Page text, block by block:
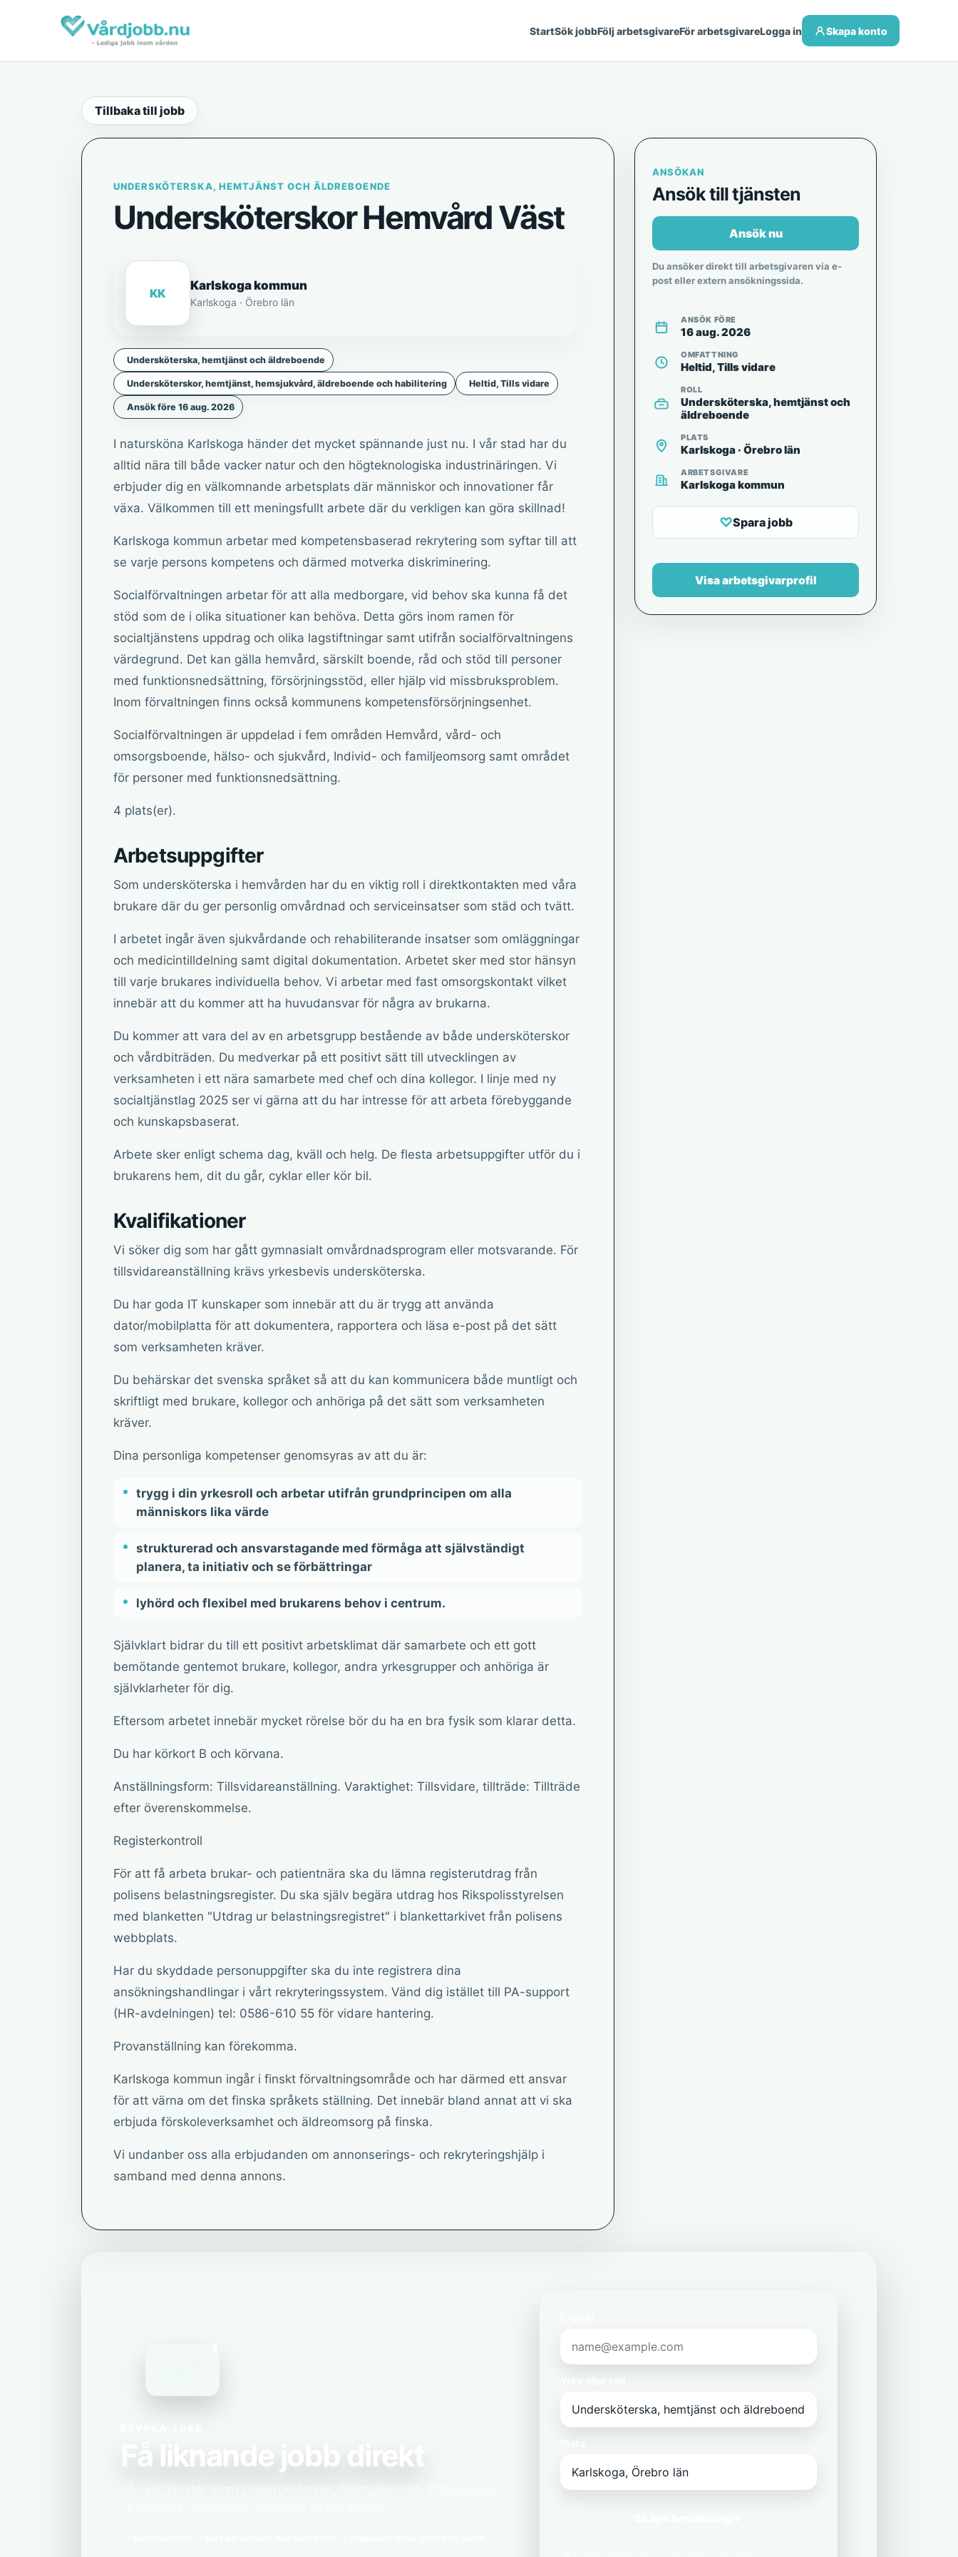
StartSök jobbFölj arbetsgivareFör arbetsgivareLogga in Skapa konto
Tillbaka till jobb
UNDERSKÖTERSKA, HEMTJÄNST OCH ÄLDREBOENDE
Undersköterskor Hemvård Väst
KK
Karlskoga kommun
Karlskoga · Örebro län
Undersköterska, hemtjänst och äldreboende
Undersköterskor, hemtjänst, hemsjukvård, äldreboende och habilitering Heltid, Tills vidare
Ansök före 16 aug. 2026
I natursköna Karlskoga händer det mycket spännande just nu. I vår stad har du
alltid nära till både vacker natur och den högteknologiska industrinäringen. Vi
erbjuder dig en välkomnande arbetsplats där människor och innovationer får
växa. Välkommen till ett meningsfullt arbete där du verkligen kan göra skillnad!
Karlskoga kommun arbetar med kompetensbaserad rekrytering som syftar till att
se varje persons kompetens och därmed motverka diskriminering.
Socialförvaltningen arbetar för att alla medborgare, vid behov ska kunna få det
stöd som de i olika situationer kan behöva. Detta görs inom ramen för
socialtjänstens uppdrag och olika lagstiftningar samt utifrån socialförvaltningens
värdegrund. Det kan gälla hemvård, särskilt boende, råd och stöd till personer
med funktionsnedsättning, försörjningsstöd, eller hjälp vid missbruksproblem.
Inom förvaltningen finns också kommunens kompetensförsörjningsenhet.
Socialförvaltningen är uppdelad i fem områden Hemvård, vård- och
omsorgsboende, hälso- och sjukvård, Individ- och familjeomsorg samt området
för personer med funktionsnedsättning.
4 plats(er).
Arbetsuppgifter
Som undersköterska i hemvården har du en viktig roll i direktkontakten med våra
brukare där du ger personlig omvårdnad och serviceinsatser som städ och tvätt.
I arbetet ingår även sjukvårdande och rehabiliterande insatser som omläggningar
och medicintilldelning samt digital dokumentation. Arbetet sker med stor hänsyn
till varje brukares individuella behov. Vi arbetar med fast omsorgskontakt vilket
innebär att du kommer att ha huvudansvar för några av brukarna.
Du kommer att vara del av en arbetsgrupp bestående av både undersköterskor
och vårdbiträden. Du medverkar på ett positivt sätt till utvecklingen av
verksamheten i ett nära samarbete med chef och dina kollegor. I linje med ny
socialtjänstlag 2025 ser vi gärna att du har intresse för att arbeta förebyggande
och kunskapsbaserat.
Arbete sker enligt schema dag, kväll och helg. De flesta arbetsuppgifter utför du i
brukarens hem, dit du går, cyklar eller kör bil.
Kvalifikationer
Vi söker dig som har gått gymnasialt omvårdnadsprogram eller motsvarande. För
tillsvidareanställning krävs yrkesbevis undersköterska.
Du har goda IT kunskaper som innebär att du är trygg att använda
dator/mobilplatta för att dokumentera, rapportera och läsa e-post på det sätt
som verksamheten kräver.
Du behärskar det svenska språket så att du kan kommunicera både muntligt och
skriftligt med brukare, kollegor och anhöriga på det sätt som verksamheten
kräver.
Dina personliga kompetenser genomsyras av att du är:
trygg i din yrkesroll och arbetar utifrån grundprincipen om alla
människors lika värde
strukturerad och ansvarstagande med förmåga att självständigt
planera, ta initiativ och se förbättringar
lyhörd och flexibel med brukarens behov i centrum.
Självklart bidrar du till ett positivt arbetsklimat där samarbete och ett gott
bemötande gentemot brukare, kollegor, andra yrkesgrupper och anhöriga är
självklarheter för dig.
Eftersom arbetet innebär mycket rörelse bör du ha en bra fysik som klarar detta.
Du har körkort B och körvana.
Anställningsform: Tillsvidareanställning. Varaktighet: Tillsvidare, tillträde: Tillträde
efter överenskommelse.
Registerkontroll
För att få arbeta brukar- och patientnära ska du lämna registerutdrag från
polisens belastningsregister. Du ska själv begära utdrag hos Rikspolisstyrelsen
med blanketten "Utdrag ur belastningsregistret" i blankettarkivet från polisens
webbplats.
Har du skyddade personuppgifter ska du inte registrera dina
ansökningshandlingar i vårt rekryteringssystem. Vänd dig istället till PA-support
(HR-avdelningen) tel: 0586-610 55 för vidare hantering.
Provanställning kan förekomma.
Karlskoga kommun ingår i finskt förvaltningsområde och har därmed ett ansvar
för att värna om det finska språkets ställning. Det innebär bland annat att vi ska
erbjuda förskoleverksamhet och äldreomsorg på finska.
Vi undanber oss alla erbjudanden om annonserings- och rekryteringshjälp i
samband med denna annons.
ANSÖKAN
Ansök till tjänsten
Ansök nu
Du ansöker direkt till arbetsgivaren via e-
post eller extern ansökningssida.
ANSÖK FÖRE
16 aug. 2026
OMFATTNING
Heltid, Tills vidare
ROLL
Undersköterska, hemtjänst och
äldreboende
PLATS
Karlskoga · Örebro län
ARBETSGIVARE
Karlskoga kommun
♡Spara jobb
Visa arbetsgivarprofil
Få liknande jobb direkt